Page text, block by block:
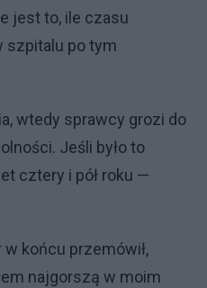
jest to, ile czasu
szpitalu po tym
wtedy sprawcy grozi do
Jeśli było to
cztery i pół roku —
końcu przemówił,
najgorszą w moim